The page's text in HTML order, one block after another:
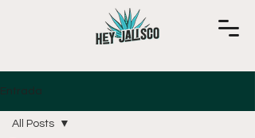
Entrada
All Posts